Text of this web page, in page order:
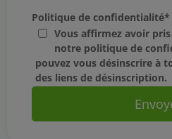
Politique de confidentialité*
Vous affirmez avoir
notre politique de
pouvez vous désinscrire à
des liens de désinscription.